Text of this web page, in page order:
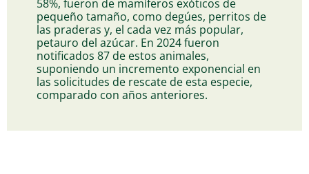
pequeño tamaño, como degúes, perritos de
las praderas y, el cada vez más popular,
petauro del azúcar. En 2024 fueron
notificados 87 de estos animales,
suponiendo un incremento exponencial en
las solicitudes de rescate de esta especie,
comparado con años anteriores.